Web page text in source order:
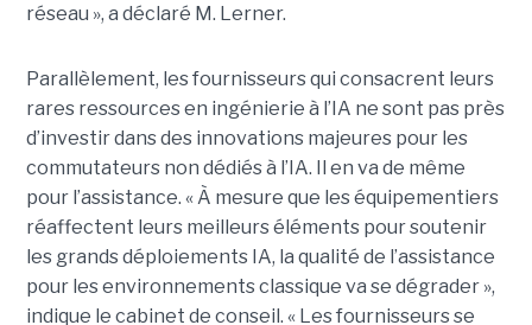
réseau », a déclaré M. Lerner.
Parallèlement, les fournisseurs qui consacrent leurs
rares ressources en ingénierie à l’IA ne sont pas près
d’investir dans des innovations majeures pour les
commutateurs non dédiés à l’IA. Il en va de même
pour l’assistance. « À mesure que les équipementiers
réaffectent leurs meilleurs éléments pour soutenir
les grands déploiements IA, la qualité de l’assistance
pour les environnements classique va se dégrader »,
indique le cabinet de conseil. « Les fournisseurs se